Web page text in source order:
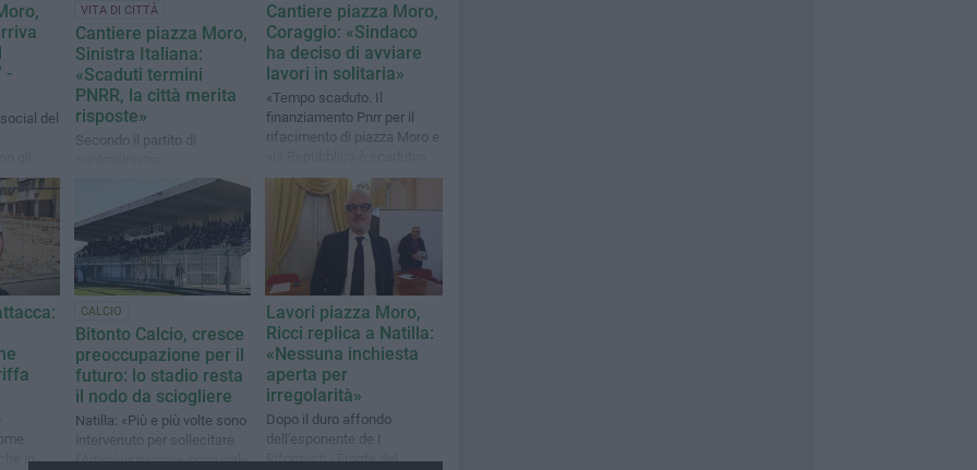
-
del
VITA DI CITTÀ
Cantiere piazza Moro,
Sinistra Italiana:
«Scaduti termini
PNRR, la città merita
risposte»
Secondo il partito di
l'Amministrazione comunale
è chiamata a fornire
chiarimenti puntuali sullo
stato di avanzamento dei
lavori
Cantiere piazza Moro,
Coraggio: «Sindaco
ha deciso di avviare
lavori in solitaria»
«Tempo scaduto. Il
finanziamento Pnrr per il
rifacimento di piazza Moro e
in
CALCIO
Bitonto Calcio, cresce
preoccupazione per il
futuro: lo stadio resta
il nodo da sciogliere
Natilla: «Più e più volte sono
intervenuto per sollecitare
l’Amministrazione comunale
Lavori piazza Moro,
Ricci replica a Natilla:
«Nessuna inchiesta
aperta per
irregolarità»
Dopo il duro affondo
dell'esponente de I
Riformisti - Fronte del